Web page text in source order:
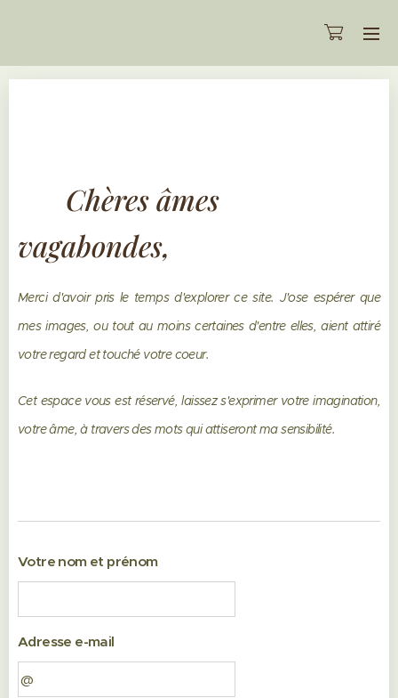
Chères âmes
vagabondes,
Merci d'avoir pris le temps d'explorer ce site. J'ose espérer que
mes images, ou tout au moins certaines d'entre elles, aient attiré
votre regard et touché votre coeur.
Cet espace vous est réservé, laissez s'exprimer votre imagination,
votre âme, à travers des mots qui attiseront ma sensibilité.
Votre nom et prénom
Adresse e-mail